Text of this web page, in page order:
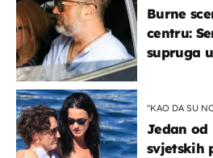
Burne
centru:
supruga
"KAO DA SU
Jedan
svjetskih